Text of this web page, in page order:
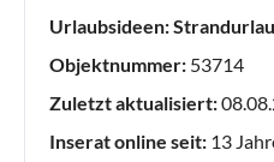
Urlaubsideen:
Objektnummer: 53714
Zuletzt aktualisiert:
Inserat online seit: 13